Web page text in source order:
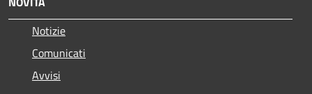
Notizie
Comunicati
Avvisi